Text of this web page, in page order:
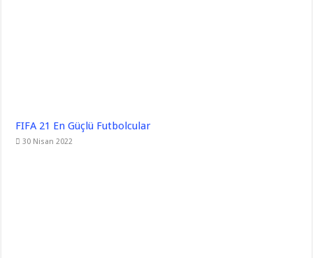
FIFA 21 En Güçlü Futbolcular
30 Nisan 2022